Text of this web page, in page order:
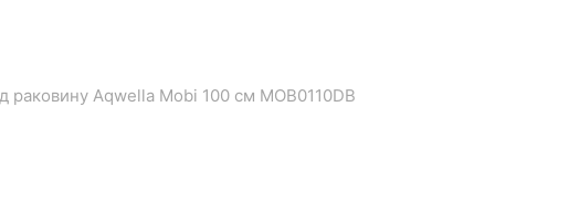
раковину Aqwella Mobi 100 см MOB0110DB